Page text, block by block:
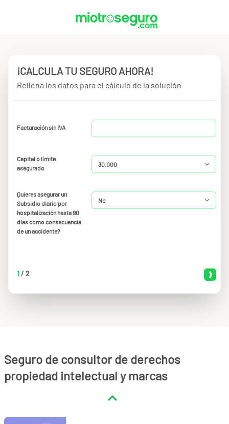
Seguro de consultor de derechos
propiedad intelectual y marcas
¡CALCULA TU SEGURO AHORA!
Rellena los datos para el cálculo de la solución
Facturación sin IVA
Capital o límite
asegurado
Quieres asegurar un
Subsidio diario por
hospitalización hasta 90
días como consecuencia
de un accidente?
1/ 2